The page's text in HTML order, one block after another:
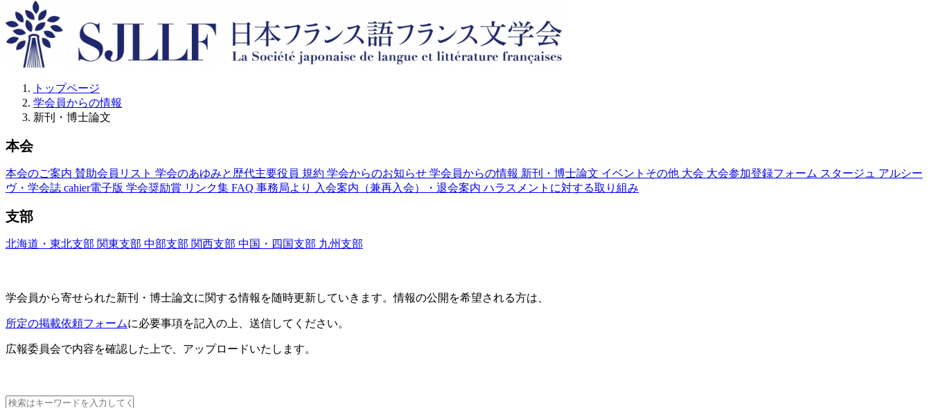
トップページ
学会員からの情報
新刊・博士論文
本会
本会のご案内 賛助会員リスト 学会のあゆみと歴代主要役員 規約 学会からのお知らせ 学会員からの情報 新刊・博士論文 イベントその他 大会 大会参加登録フォーム スタージュ アルシー
ヴ・学会誌 cahier電子版 学会奨励賞 リンク集 FAQ 事務局より 入会案内（兼再入会）・退会案内 ハラスメントに対する取り組み
支部
北海道・東北支部 関東支部 中部支部 関西支部 中国・四国支部 九州支部
学会員から寄せられた新刊・ 博士論文に関する情報を随時更新していきます。情報の公開を希望される方は、
所定の掲載依頼フォームに必要事項を記入の上、送信してください。
広報委員会で内容を確認した上で、アップロードいたします。